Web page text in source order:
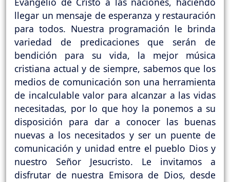
llegar un mensaje de esperanza y restauración
para todos. Nuestra programación le brinda
variedad de predicaciones que serán de
bendición para su vida, la mejor música
cristiana actual y de siempre, sabemos que los
medios de comunicación son una herramienta
de incalculable valor para alcanzar a las vidas
necesitadas, por lo que hoy la ponemos a su
disposición para dar a conocer las buenas
nuevas a los necesitados y ser un puente de
comunicación y unidad entre el pueblo Dios y
nuestro Señor Jesucristo. Le invitamos a
disfrutar de nuestra Emisora de Dios, desde